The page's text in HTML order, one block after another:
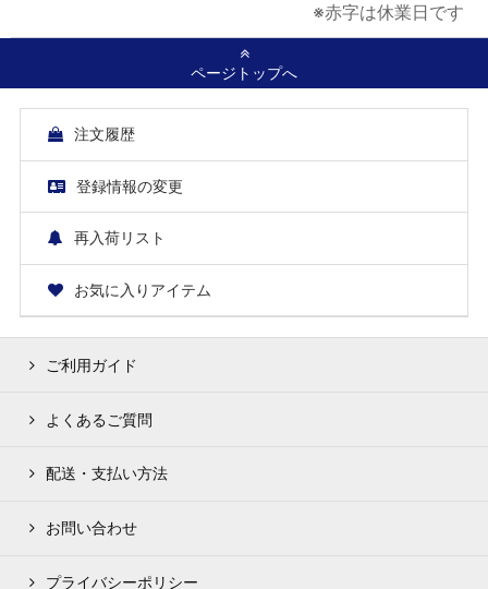
※赤字は休業日です
ページトップへ
注文履歴
登録情報の変更
再入荷リスト
お気に入りアイテム
ご利用ガイド
よくあるご質問
配送・支払い方法
お問い合わせ
プライバシーポリシー